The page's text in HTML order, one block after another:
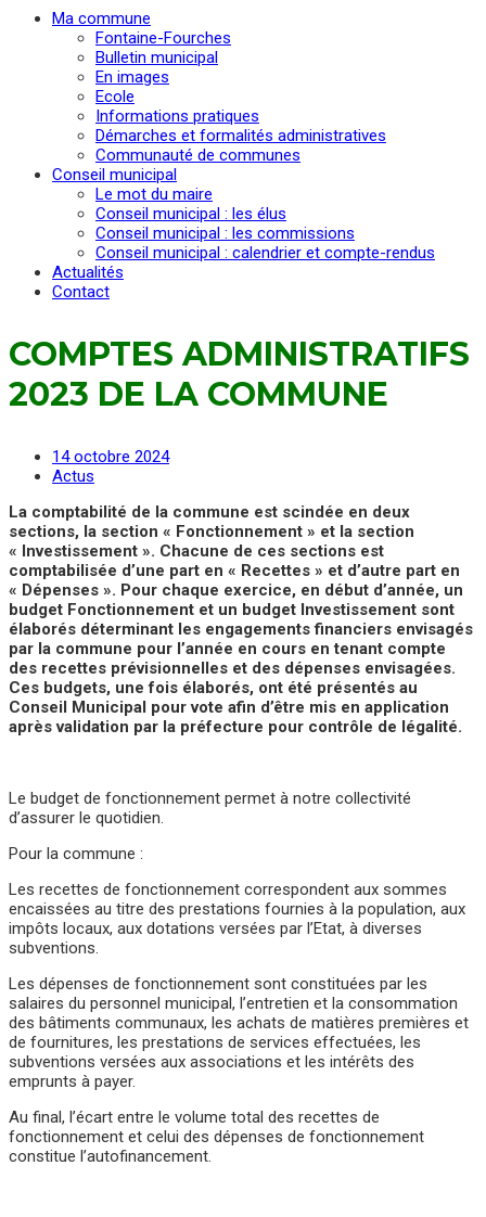
Ma commune
Fontaine-Fourches
Bulletin municipal
En images
Ecole
Informations pratiques
Démarches et formalités administratives
Communauté de communes
Conseil municipal
Le mot du maire
Conseil municipal : les élus
Conseil municipal : les commissions
Conseil municipal : calendrier et compte-rendus
Actualités
Contact
COMPTES ADMINISTRATIFS
2023 DE LA COMMUNE
14 octobre 2024
Actus
La comptabilité de la commune est scindée en deux
sections, la section « Fonctionnement » et la section
« Investissement ». Chacune de ces sections est
comptabilisée d’une part en « Recettes » et d’autre part en
« Dépenses ». Pour chaque exercice, en début d’année, un
budget Fonctionnement et un budget Investissement sont
élaborés déterminant les engagements financiers envisagés
par la commune pour l’année en cours en tenant compte
des recettes prévisionnelles et des dépenses envisagées.
Ces budgets, une fois élaborés, ont été présentés au
Conseil Municipal pour vote afin d’être mis en application
après validation par la préfecture pour contrôle de légalité.
Le budget de fonctionnement permet à notre collectivité
d’assurer le quotidien.
Pour la commune :
Les recettes de fonctionnement correspondent aux sommes
encaissées au titre des prestations fournies à la population, aux
impôts locaux, aux dotations versées par l’Etat, à diverses
subventions.
Les dépenses de fonctionnement sont constituées par les
salaires du personnel municipal, l’entretien et la consommation
des bâtiments communaux, les achats de matières premières et
de fournitures, les prestations de services effectuées, les
subventions versées aux associations et les intérêts des
emprunts à payer.
Au final, l’écart entre le volume total des recettes de
fonctionnement et celui des dépenses de fonctionnement
constitue l’autofinancement.